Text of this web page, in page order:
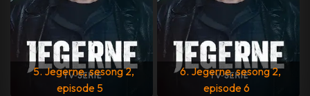
5. Jegerne, sesong 2,
episode 5
6. Jegerne, sesong 2,
episode 6